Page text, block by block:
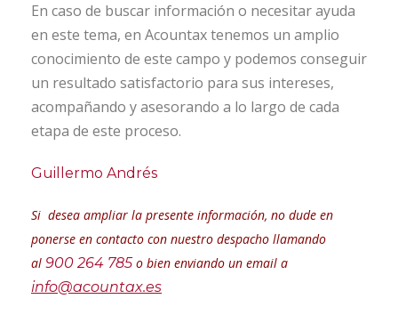
En caso de buscar información o necesitar ayuda
en este tema, en Acountax tenemos un amplio
conocimiento de este campo y podemos conseguir
un resultado satisfactorio para sus intereses,
acompañando y asesorando a lo largo de cada
etapa de este proceso.
Guillermo Andrés
Si desea ampliar la presente información, no dude en
ponerse en contacto con nuestro despacho llamando
al 900 264 785o bien enviando un email a
info@acountax.es